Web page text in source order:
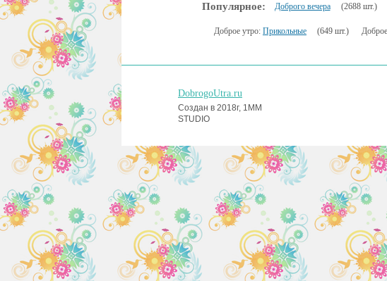
Популярное: Доброго вечера (2688 шт.)
Доброе утро: Прикольные (649 шт.)
DobrogoUtra.ru
Создан в 2018г, 1MM
STUDIO